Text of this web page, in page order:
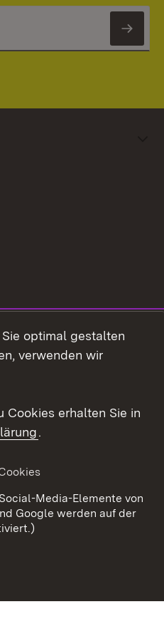
Barrierefreiheit
Cookies
optimal gestalten
verwenden wir
Cookies erhalten Sie in
.
Media-Elemente von
Google werden auf der